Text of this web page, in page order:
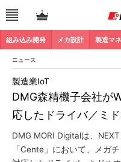
組み込み開発 メカ設計 製造マ
ニュース
DMG森精機子会社が
応したドライバ／ミ
製造業IoT
DMG MORI Digitalは、
「Cente」において、メガ